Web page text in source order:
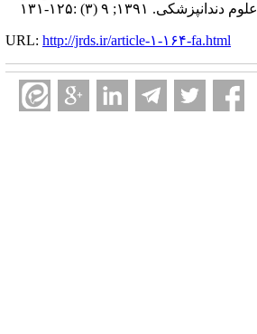
علوم دندانپزشکی. ۱۳۹۱; ۹ (۳) :۱۲۵-۱۳۱
URL: http://jrds.ir/article-۱-۱۶۴-fa.html